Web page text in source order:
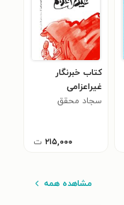
کتاب خبرنگار
غیراعزامی
سجاد محقق
۲۱۵,۰۰۰ ت
مشاهده همه